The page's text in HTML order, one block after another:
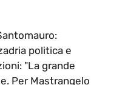
politica e
"La grande
Per Mastrangelo